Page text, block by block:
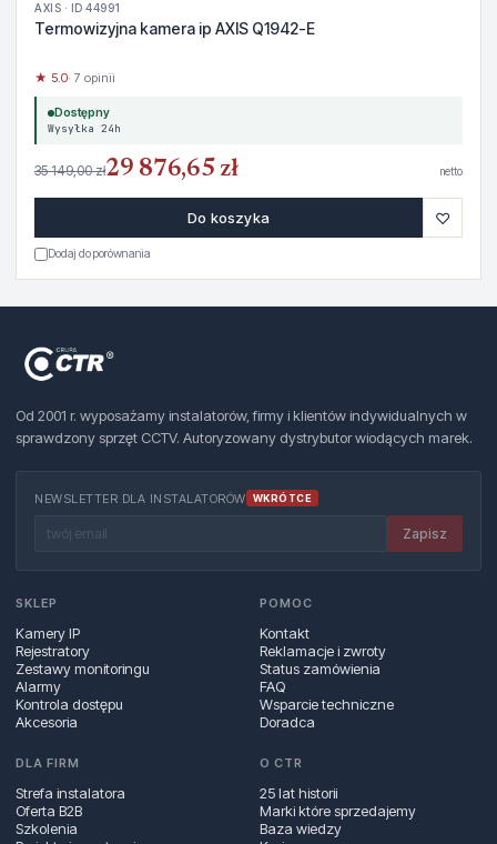
AXIS · ID 44991
Termowizyjna kamera ip AXIS Q1942-E
★ 5.0· 7 opinii
Dostępny
Wysyłka 24h
35 149,00 zł29 876,65 zł netto
Do koszyka ♡
Dodaj do porównania
Od 2001 r. wyposażamy instalatorów, firmy i klientów indywidualnych w
sprawdzony sprzęt CCTV. Autoryzowany dystrybutor wiodących marek.
NEWSLETTER DLA INSTALATORÓW WKRÓTCE
Zapisz
SKLEP
Kamery IP
Rejestratory
Zestawy monitoringu
Alarmy
Kontrola dostępu
Akcesoria
POMOC
Kontakt
Reklamacje i zwroty
Status zamówienia
FAQ
Wsparcie techniczne
Doradca
DLA FIRM
Strefa instalatora
Oferta B2B
Szkolenia
O CTR
25 lat historii
Marki które sprzedajemy
Baza wiedzy